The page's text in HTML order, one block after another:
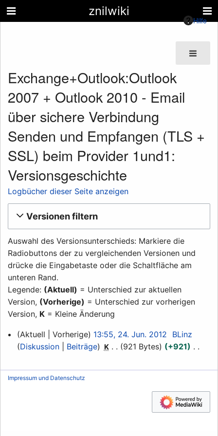
znilwiki
Hilfe
Exchange+Outlook:Outlook
2007 + Outlook 2010 - Email
über sichere Verbindung
Senden und Empfangen (TLS +
SSL) beim Provider 1und1:
Versionsgeschichte
Logbücher dieser Seite anzeigen
Versionen filtern
Auswahl des Versionsunterschieds: Markiere die
Radiobuttons der zu vergleichenden Versionen und
drücke die Eingabetaste oder die Schaltfläche am
unteren Rand.
Legende: (Aktuell) = Unterschied zur aktuellen
Version, (Vorherige) = Unterschied zur vorherigen
Version, K = Kleine Änderung
24.
Juni
Aktuell Vorherige 13:55, 24. Jun. 2012
BLinz
Diskussion
Beiträge K 921 Bytes
+921
e
i
Impressum und Datenschutz